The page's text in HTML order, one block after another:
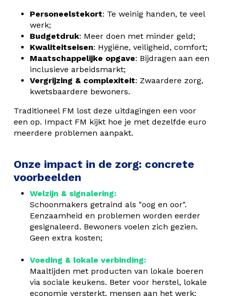
Personeelstekort: Te weinig handen, te veel
werk;
Budgetdruk: Meer doen met minder geld;
Kwaliteitseisen: Hygiëne, veiligheid, comfort;
Maatschappelijke opgave: Bijdragen aan een
inclusieve arbeidsmarkt;
Vergrijzing & complexiteit: Zwaardere zorg,
kwetsbaardere bewoners.
Traditioneel FM lost deze uitdagingen een voor
een op. Impact FM kijkt hoe je met dezelfde euro
meerdere problemen aanpakt.
Onze impact in de zorg: concrete
voorbeelden
Welzijn & signalering:
Schoonmakers getraind als "oog en oor".
Eenzaamheid en problemen worden eerder
gesignaleerd. Bewoners voelen zich gezien.
Geen extra kosten;
Voeding & lokale verbinding:
Maaltijden met producten van lokale boeren
via sociale keukens. Beter voor herstel, lokale
economie versterkt, mensen aan het werk;